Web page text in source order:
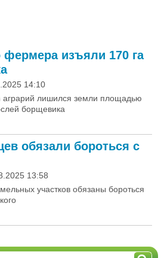
фермера изъяли 170 га
14:10
аграрий лишился земли площадью
борщевика
обязали бороться с
13:58
участков обязаны бороться